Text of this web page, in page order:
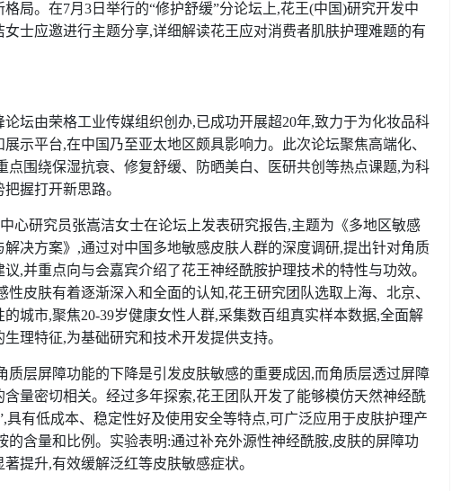
局。在7月3日举行的“修护舒缓”分论坛上,花王(中国)研究开发中
士应邀进行主题分享,详细解读花王应对消费者肌肤护理难题的有
坛由荣格工业传媒组织创办,已成功开展超20年,致力于为化妆品科
示平台,在中国乃至亚太地区颇具影响力。此次论坛聚焦高端化、
点围绕保湿抗衰、修复舒缓、防晒美白、医研共创等热点课题,为科
握打开新思路。
心研究员张嵩洁女士在论坛上发表研究报告,主题为《多地区敏感
决方案》,通过对中国多地敏感皮肤人群的深度调研,提出针对角质
,并重点向与会嘉宾介绍了花王神经酰胺护理技术的特性与功效。
性皮肤有着逐渐深入和全面的认知,花王研究团队选取上海、北京、
城市,聚焦20-39岁健康女性人群,采集数百组真实样本数据,全面解
理特征,为基础研究和技术开发提供支持。
质层屏障功能的下降是引发皮肤敏感的重要成因,而角质层透过屏障
量密切相关。经过多年探索,花王团队开发了能够模仿天然神经酰
具有低成本、稳定性好及使用安全等特点,可广泛应用于皮肤护理产
的含量和比例。实验表明:通过补充外源性神经酰胺,皮肤的屏障功
提升,有效缓解泛红等皮肤敏感症状。